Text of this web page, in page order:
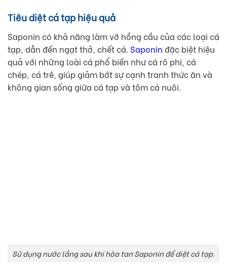
Tiêu diệt cá tạp hiệu quả
Saponin có khả năng làm vỡ hồng cầu của các loại cá
tạp, dẫn đến ngạt thở, chết cá. Saponin đặc biệt hiệu
quả với những loài cá phổ biến như cá rô phi, cá
chép, cá trê, giúp giảm bớt sự cạnh tranh thức ăn và
không gian sống giữa cá tạp và tôm cá nuôi.
Sử dụng nước lắng sau khi hòa tan Saponin để diệt cá tạp.